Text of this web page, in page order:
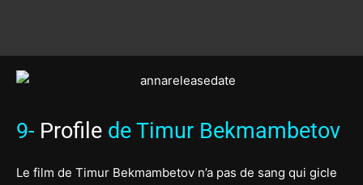
9- Profile de Timur Bekmambetov
Le film de Timur Bekmambetov n’a pas de sang qui gicle